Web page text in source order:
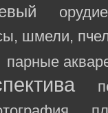
орудие
шмели,
парные